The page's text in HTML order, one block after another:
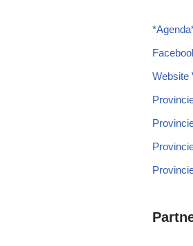
*Agenda
Website